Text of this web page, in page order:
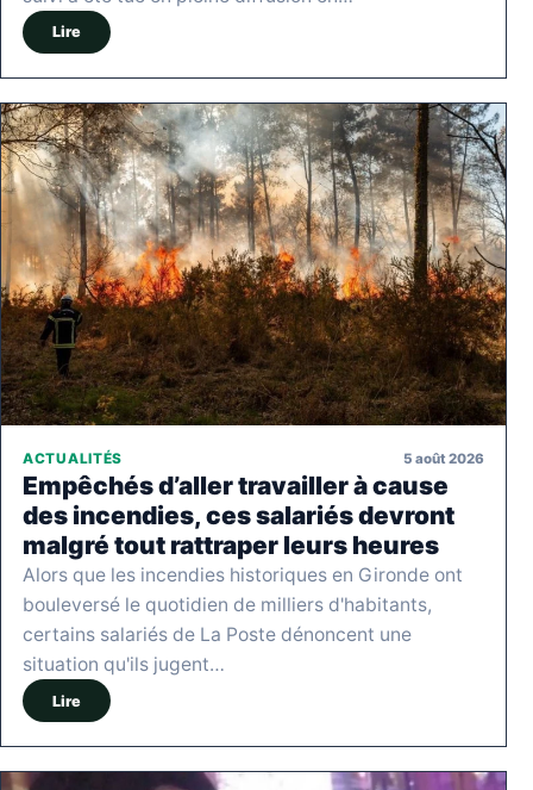
Lire
ACTUALITÉS 5 août 2026
Empêchés d’aller travailler à cause
des incendies, ces salariés devront
malgré tout rattraper leurs heures
Alors que les incendies historiques en Gironde ont
bouleversé le quotidien de milliers d'habitants,
certains salariés de La Poste dénoncent une
situation qu'ils jugent…
Lire